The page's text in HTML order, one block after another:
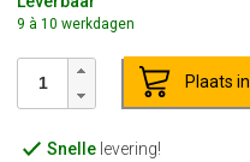
9 à 10 werkdagen
Plaats
Snellelevering!